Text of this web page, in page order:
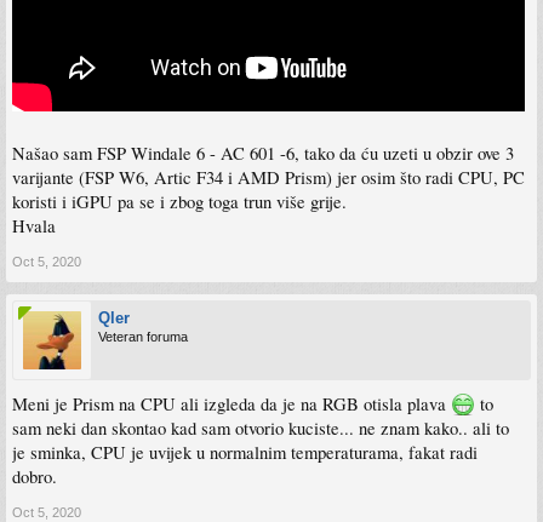
Našao sam FSP Windale 6 - AC 601 -6, tako da ću uzeti u obzir ove 3
varijante (FSP W6, Artic F34 i AMD Prism) jer osim što radi CPU, PC
koristi i iGPU pa se i zbog toga trun više grije.
Hvala
Oct 5, 2020
Qler
Veteran foruma
Meni je Prism na CPU ali izgleda da je na RGB otisla plava
to
sam neki dan skontao kad sam otvorio kuciste... ne znam kako.. ali to
je sminka, CPU je uvijek u normalnim temperaturama, fakat radi
dobro.
Oct 5, 2020